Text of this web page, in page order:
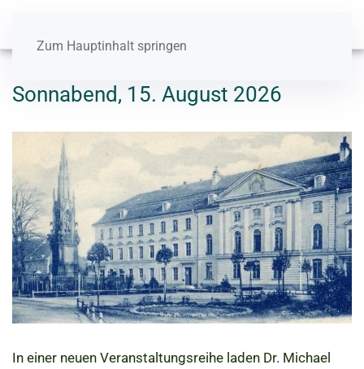
Zum Hauptinhalt springen
Sonnabend, 15. August 2026
In einer neuen Veranstaltungsreihe laden Dr. Michael